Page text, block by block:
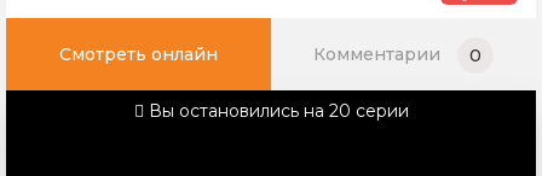
Смотреть онлайн Комментарии 0
Вы остановились на 20 серии